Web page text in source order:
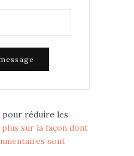
pour réduire les
sur la façon dont
sont